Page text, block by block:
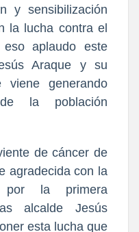
y sensibilización
la lucha contra el
aplaudo este
Araque y su
generando
la población
de cáncer de
agradecida con la
por la primera
alcalde Jesús
esta lucha que